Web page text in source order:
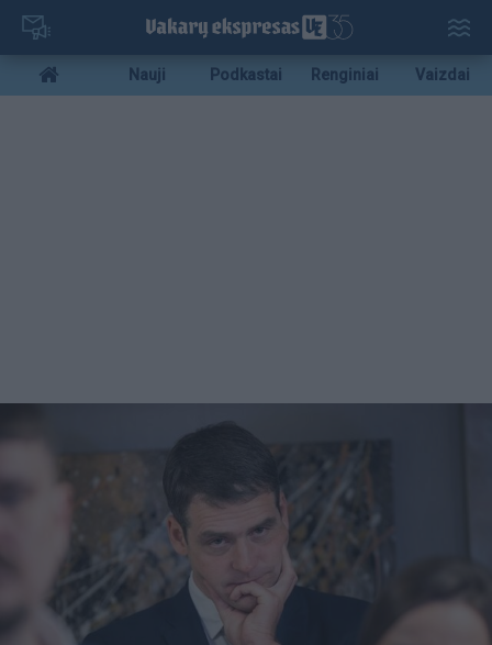
Pereiti
pagrindinį
turinį
Mobile
menu
Nauji Podkastai Renginiai Vaizdai